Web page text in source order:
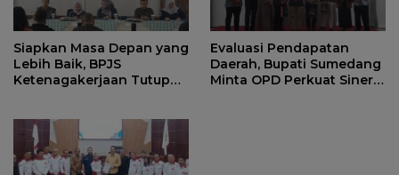
Siapkan Masa Depan yang
Lebih Baik, BPJS
Ketenagakerjaan Tutup
Evaluasi Pendapatan
Daerah, Bupati Sumedang
Minta OPD Perkuat Sinergi